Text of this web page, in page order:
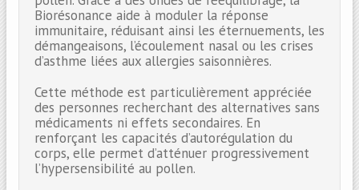
Biorésonance aide à moduler la réponse
immunitaire, réduisant ainsi les éternuements, les
démangeaisons, l’écoulement nasal ou les crises
d’asthme liées aux allergies saisonnières.
Cette méthode est particulièrement appréciée
des personnes recherchant des alternatives sans
médicaments ni effets secondaires. En
renforçant les capacités d’autorégulation du
corps, elle permet d’atténuer progressivement
l’hypersensibilité au pollen.